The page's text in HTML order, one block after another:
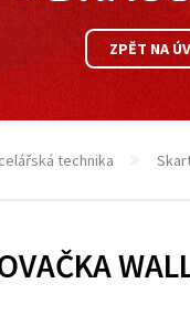
ZPĚT NA
technika